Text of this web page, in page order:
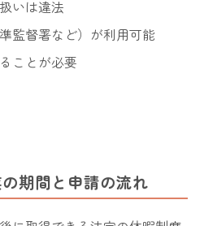
いは違法
監督署など）が利用可能
ことが必要
期間と申請の流れ